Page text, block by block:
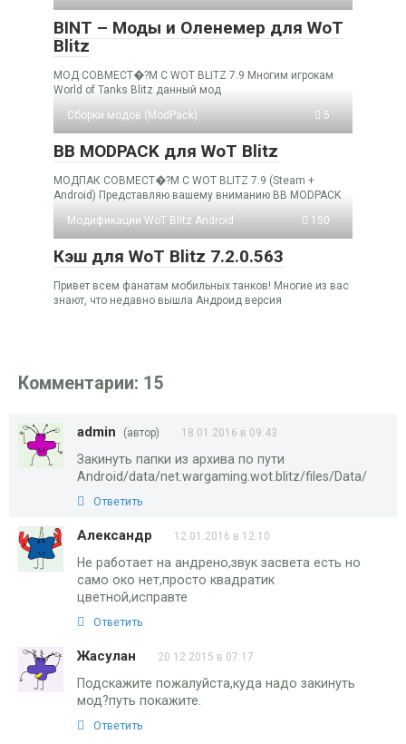
BINT – Моды и Оленемер для WoT
Blitz
МОД СОВМЕСТ�?М С WOT BLITZ 7.9 Многим игрокам
World of Tanks Blitz данный мод
Cборки модов (ModPack)
5
BB MODPACK для WoT Blitz
МОДПАК СОВМЕСТ�?М С WOT BLITZ 7.9 (Steam +
Android) Представляю вашему вниманию BB MODPACK
Модификации WoT Blitz Android
150
Кэш для WoT Blitz 7.2.0.563
Привет всем фанатам мобильных танков! Многие из вас
знают, что недавно вышла Андроид версия
Комментарии: 15
admin (автор) 18.01.2016 в 09:43
Закинуть папки из архива по пути
Android/data/net.wargaming.wot.blitz/files/Data/
Ответить
Александр 12.01.2016 в 12:10
Не работает на андрено,звук засвета есть но
само око нет,просто квадратик
цветной,исправте
Ответить
Жасулан 20.12.2015 в 07:17
Подскажите пожалуйста,куда надо закинуть
мод?путь покажите.
Ответить